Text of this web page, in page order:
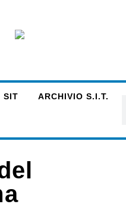
SIT ARCHIVIO S.I.T.